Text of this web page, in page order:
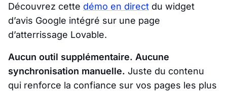
Découvrez cette démo en direct du widget
d’avis Google intégré sur une page
d’atterrissage Lovable.
Aucun outil supplémentaire. Aucune
synchronisation manuelle. Juste du contenu
qui renforce la confiance sur vos pages les plus